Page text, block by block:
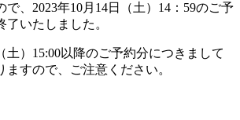
で、2023年10月14日（土）14：59のご予
いたしました。
土）15:00以降のご予約分につきまして
ますので、ご注意ください。